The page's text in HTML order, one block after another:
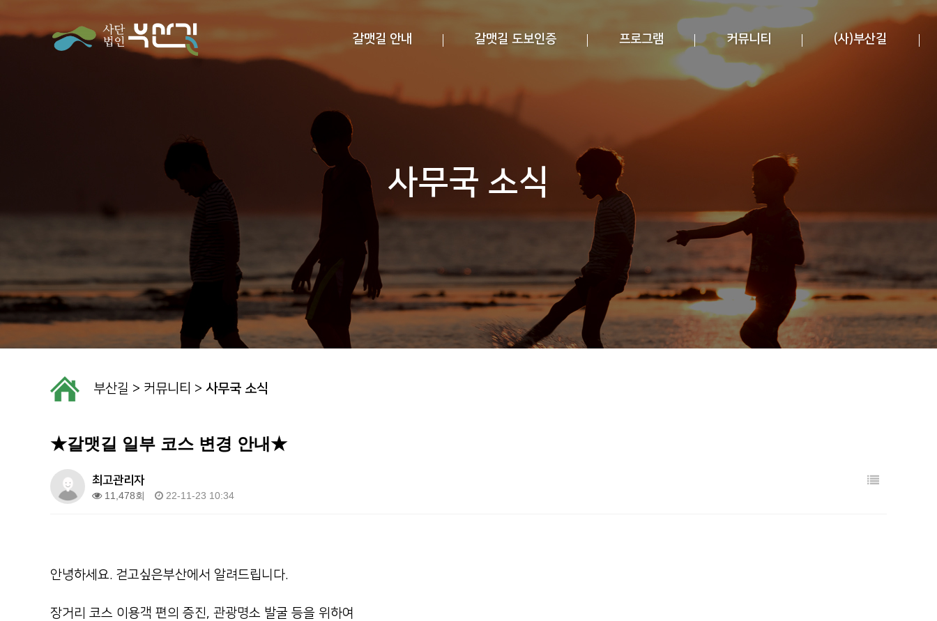
갈맷길 안내 갈맷길 도보인증 프로그램 커뮤니티 (사)부산길
사무국 소식
부산길 > 커뮤니티 > 사무국 소식
★갈맷길 일부 코스 변경 안내★
최고관리자
11,478회 22-11-23 10:34
안녕하세요. 걷고싶은부산에서 알려드립니다.
장거리 코스 이용객 편의 증진, 관광명소 발굴 등을 위하여